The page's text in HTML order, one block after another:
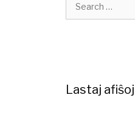
Lastaj afiŝoj